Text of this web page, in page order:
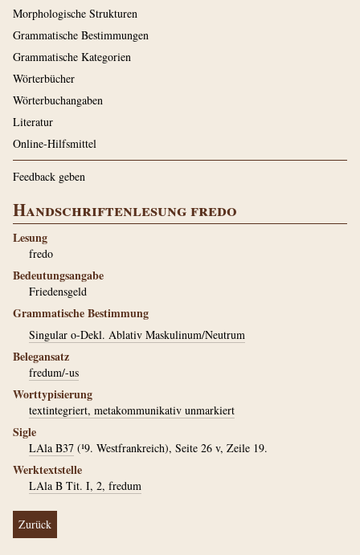
Morphologische Strukturen
Grammatische Bestimmungen
Grammatische Kategorien
Wörterbücher
Wörterbuchangaben
Literatur
Online-Hilfsmittel
Feedback geben
Handschriftenlesung fredo
Lesung
fredo
Bedeutungsangabe
Friedensgeld
Grammatische Bestimmung
Singular o-Dekl. Ablativ Maskulinum/Neutrum
Belegansatz
fredum/-us
Worttypisierung
textintegriert, metakommunikativ unmarkiert
Sigle
LAla B37 (¹9. Westfrankreich), Seite 26 v, Zeile 19.
Werktextstelle
LAla B Tit. I, 2, fredum
Zurück